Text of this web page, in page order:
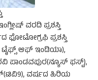
ವರದಿ ಪ್ರಶಸ್ತಿ
ಫೋಟೋಗ್ರಫಿ ಪ್ರಶಸ್ತಿ
ಆಫ್ ಇಂಡಿಯಾ),
ಪಾಂಡವಪುರ(ನ್ಯೂಸ್ ಫಸ್ಟ್),
ವರ್ಷದ ಹಿರಿಯ